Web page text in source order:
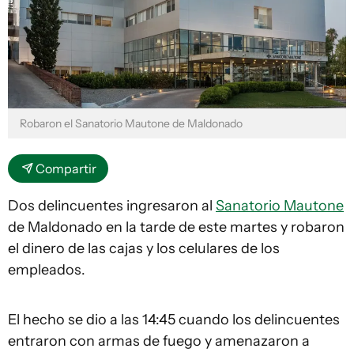
Robaron el Sanatorio Mautone de Maldonado
Compartir
Dos delincuentes ingresaron al Sanatorio Mautone
de Maldonado en la tarde de este martes y robaron
el dinero de las cajas y los celulares de los
empleados.
El hecho se dio a las 14:45 cuando los delincuentes
entraron con armas de fuego y amenazaron a